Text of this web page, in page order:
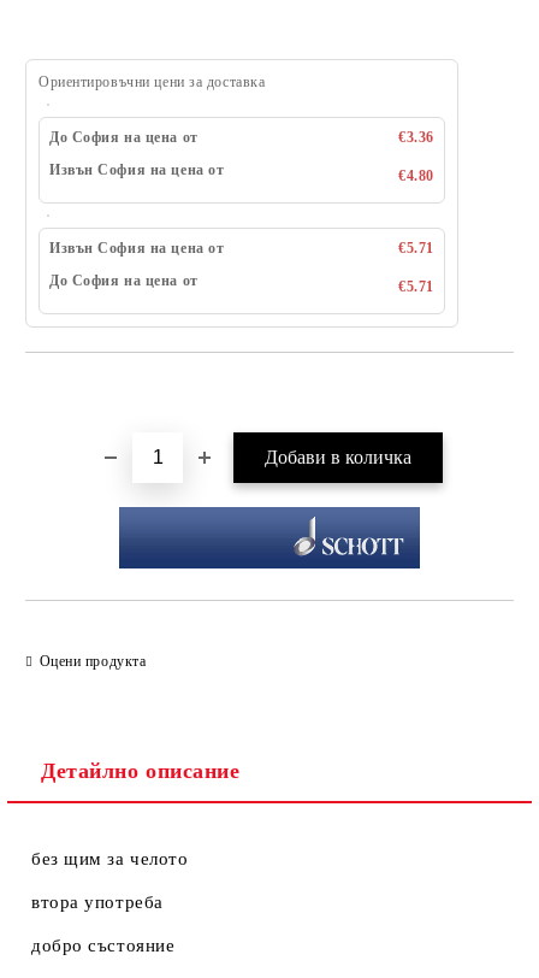
Ориентировъчни цени за доставка
До София на цена от
€3.36
Извън София на цена от
€4.80
Извън София на цена от
€5.71
До София на цена от
€5.71
Оцени продукта
Детайлно описание
без щим за челото
втора употреба
добро състояние